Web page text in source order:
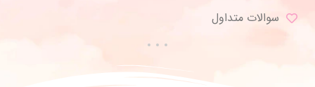
سوالات متداول